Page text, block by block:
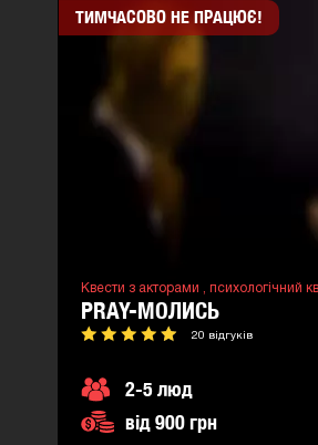
ТИМЧАСОВО НЕ ПРАЦЮЄ!
Квести з акторами , психологічний
PRAY-МОЛИСЬ
20 відгуків
2-5 люд
від 900 грн